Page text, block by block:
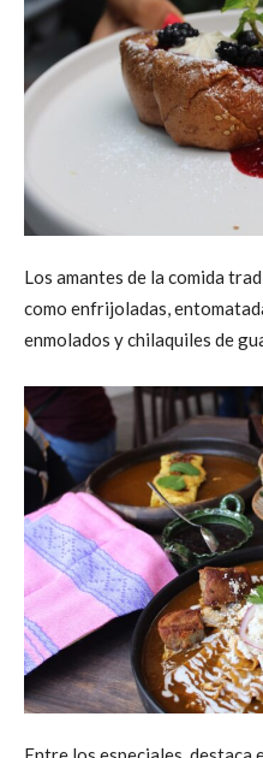
Los amantes de la comida
como enfrijoladas,
enmolados y chilaquiles de